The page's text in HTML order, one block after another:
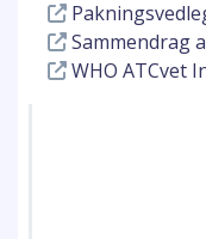
Sammendrag
WHO ATCvet